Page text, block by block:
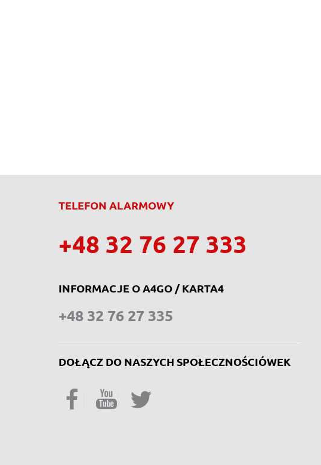
TELEFON ALARMOWY
+48 32 76 27 333
INFORMACJE O A4GO / KARTA4
+48 32 76 27 335
DOŁĄCZ DO NASZYCH SPOŁECZNOŚCIÓWEK
Facebook YouTube